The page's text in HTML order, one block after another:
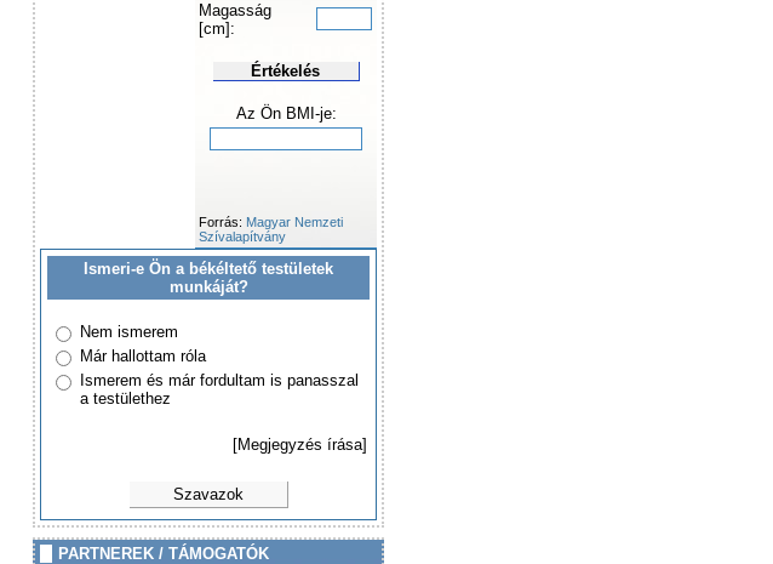
Magasság
[cm]:
Értékelés
Az Ön BMI-je:
Forrás: Magyar Nemzeti
Szívalapítvány
Ismeri-e Ön a békéltető testületek
munkáját?
Nem ismerem
Már hallottam róla
Ismerem és már fordultam is panasszal
a testülethez
[Megjegyzés írása]
Szavazok
PARTNEREK / TÁMOGATÓK